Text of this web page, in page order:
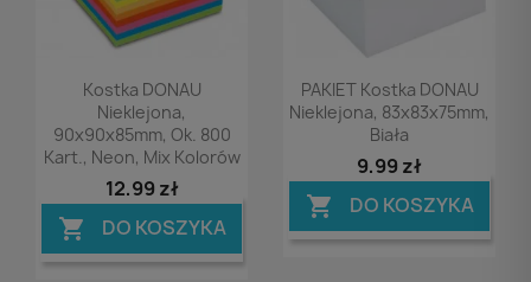
Podgląd
Kostka DONAU
Nieklejona,
90x90x85mm, Ok. 800
Kart., Neon, Mix Kolorów
12,99 zł
 DO KOSZYKA
Podgląd
PAKIET Kostka DONAU
Nieklejona, 83x83x75mm,
Biała
9,99 zł
 DO KOSZYKA